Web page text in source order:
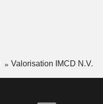
Valorisation IMCD N.V.